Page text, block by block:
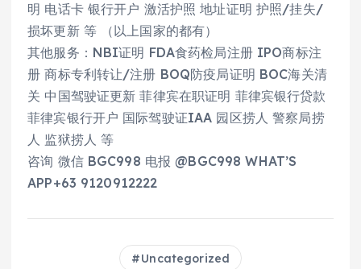
明 电话卡 银行开户 激活护照 地址证明 护照/挂失/
损坏更新 等 （以上国家的都有）
其他服务：NBI证明 FDA食药检局注册 IPO商标注
册 商标专利转让/注册 BOQ防疫局证明 BOC海关清
关 中国驾驶证更新 菲律宾在职证明 菲律宾银行贷款
菲律宾银行开户 国际驾驶证IAA 园区捞人 警察局捞
人 监狱捞人 等
咨询 微信 BGC998 电报 @BGC998 WHAT’S
APP+63 9120912222
Uncategorized